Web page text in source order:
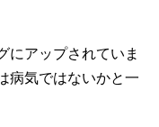
にアップされていま
病気ではないかと一